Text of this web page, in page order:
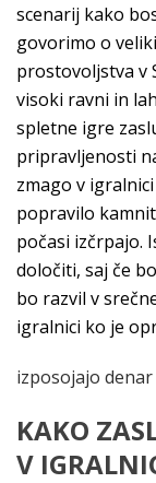
scenarij kako
govorimo o
prostovoljstva v
visoki ravni in
spletne igre
pripravljenosti
zmago v
popravilo
počasi izčrpajo.
določiti, saj če
bo razvil v
igralnici ko je
izposojajo
KAKO
V